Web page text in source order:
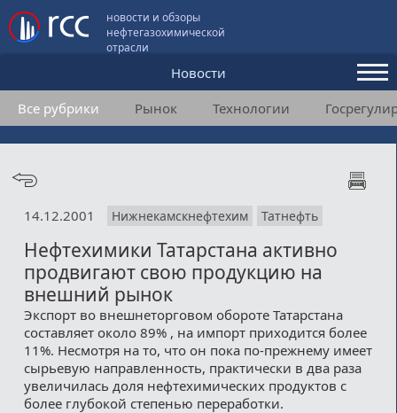
новости и обзоры
нефтегазохимической
отрасли
Новости
Аналитика и мнения
Конференции
Подписка
Пользовательское соглашение
Медиакит
Контакты
Все рубрики Рынок Технологии
14.12.2001 Нижнекамскнефтехим Татнефть
Нефтехимики Татарстана активно
продвигают свою продукцию на
внешний рынок
Экспорт во внешнеторговом обороте Татарстана
составляет около 89% , на импорт приходится более
11%. Несмотря на то, что он пока по-прежнему имеет
сырьевую направленность, практически в два раза
увеличилась доля нефтехимических продуктов с
более глубокой степенью переработки.